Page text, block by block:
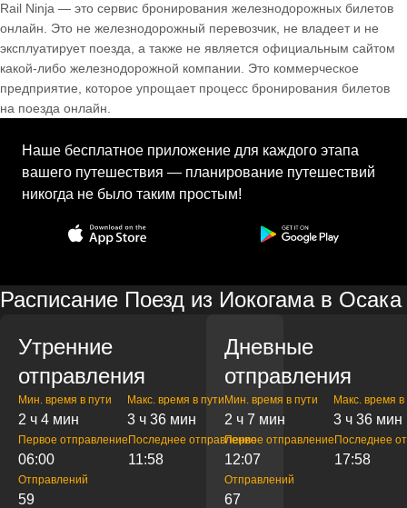
Rail Ninja — это сервис бронирования железнодорожных билетов
онлайн. Это не железнодорожный перевозчик, не владеет и не
эксплуатирует поезда, а также не является официальным сайтом
какой-либо железнодорожной компании. Это коммерческое
предприятие, которое упрощает процесс бронирования билетов
на поезда онлайн.
Наше бесплатное приложение для каждого этапа
вашего путешествия — планирование путешествий
никогда не было таким простым!
Расписание Поезд из Иокогама в Осака
Утренние
отправления
Мин. время в пути
2 ч 4 мин
Макс. время в пути
3 ч 36 мин
Первое отправление
06:00
Последнее отправление
11:58
Отправлений
59
Дневные
отправления
Мин. время в пути
2 ч 7 мин
Макс. время в
3 ч 36 мин
Первое отправление
12:07
Последнее
17:58
Отправлений
67